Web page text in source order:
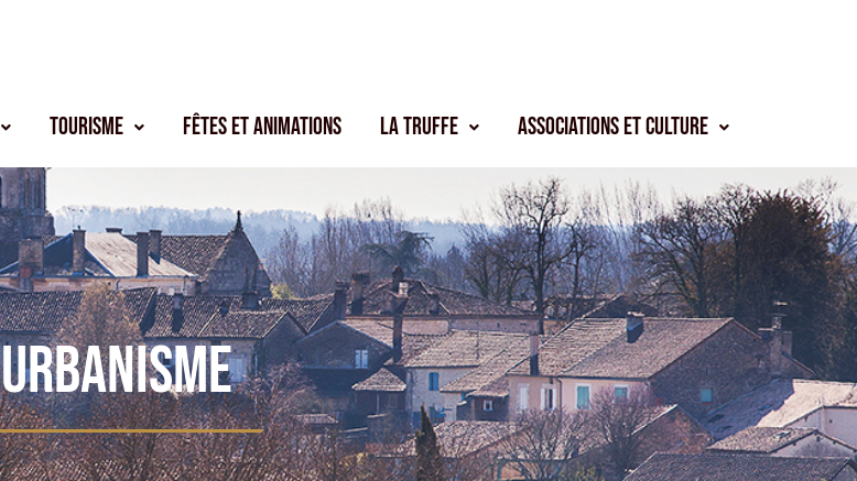
Tourisme Fêtes et animations La truffe Associations et culture
Urbanisme